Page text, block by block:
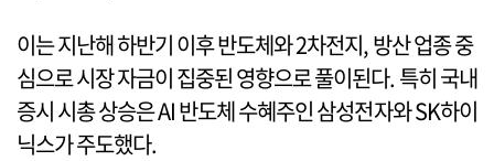
이는 지난해 하반기 이후 반도체와 2차전지, 방산 업종 중
심으로 시장 자금이 집중된 영향으로 풀이된다. 특히 국내
증시 시총 상승은 AI 반도체 수혜주인 삼성전자와 SK하이
닉스가 주도했다.